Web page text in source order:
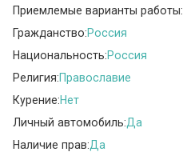
Приемлемые варианты работы:
Гражданство:Россия
Национальность:Россия
Религия:Православие
Курение:Нет
Личный автомобиль:Да
Наличие прав:Да